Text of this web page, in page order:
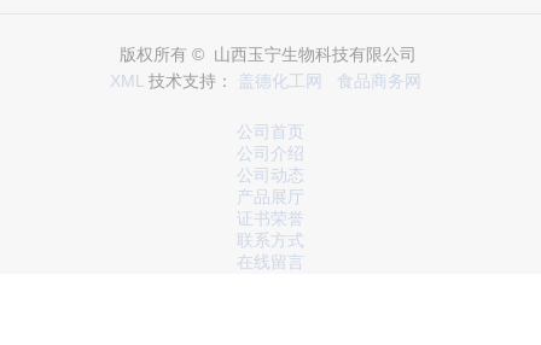
版权所有 © 山西玉宁生物科技有限公司
XML 技术支持： 盖德化工网 食品商务网
公司首页
公司介绍
公司动态
产品展厅
证书荣誉
联系方式
在线留言